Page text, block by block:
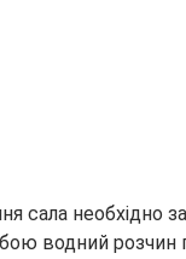
сала необхідно
водний розчин